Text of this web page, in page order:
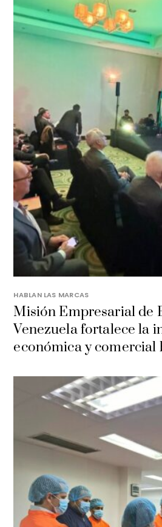
HABLAN LAS MARCAS
Misión Empresarial de
Venezuela fortalece la
económica y comercial